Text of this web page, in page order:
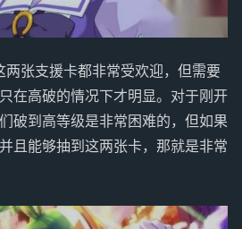
两张支援卡都非常受欢迎，但需要
在高破的情况下才明显。对于刚开
破到高等级是非常困难的，但如果
且能够抽到这两张卡，那就是非常